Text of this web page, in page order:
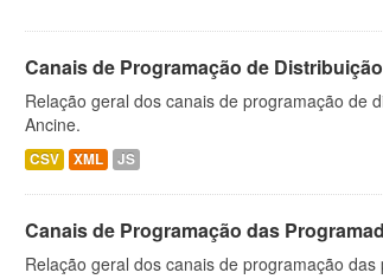
Canais de Programação de
Relação geral dos canais de programação de
Ancine.
CSV XML JS
Canais de Programação das
Relação geral dos canais de programação